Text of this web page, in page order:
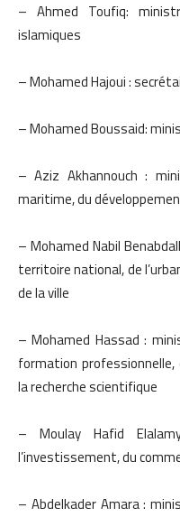
– Ahmed Toufiq:
islamiques
– Mohamed Hajoui :
– Mohamed Boussaid:
– Aziz Akhannouch :
maritime, du
– Mohamed Nabil
territoire national, de
de la ville
– Mohamed Hassad :
formation
la recherche scientifique
– Moulay Hafid
l’investissement, du
– Abdelkader Amara :